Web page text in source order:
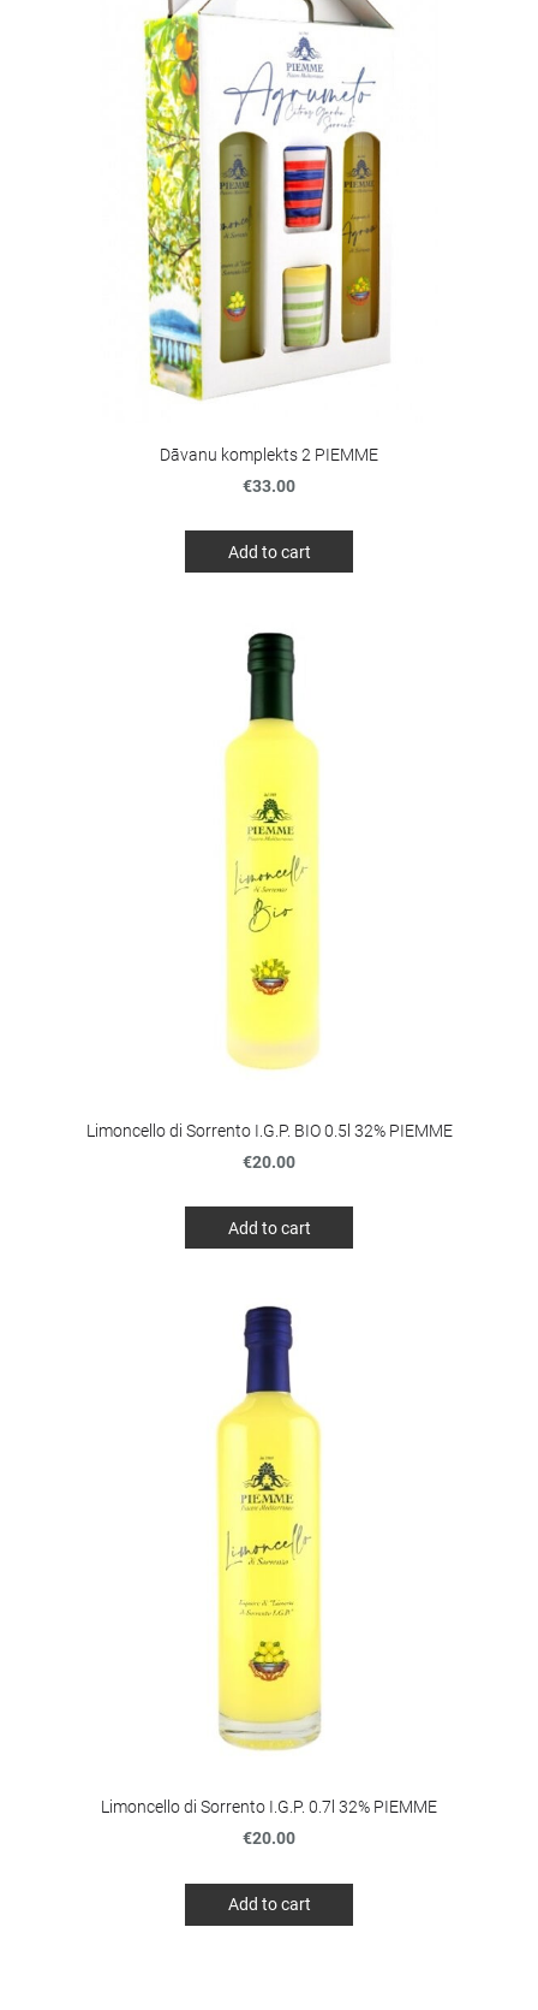
Dāvanu komplekts 2 PIEMME
€33.00
Add to cart
Limoncello di Sorrento I.G.P. BIO 0.5l 32% PIEMME
€20.00
Add to cart
Limoncello di Sorrento I.G.P. 0.7l 32% PIEMME
€20.00
Add to cart